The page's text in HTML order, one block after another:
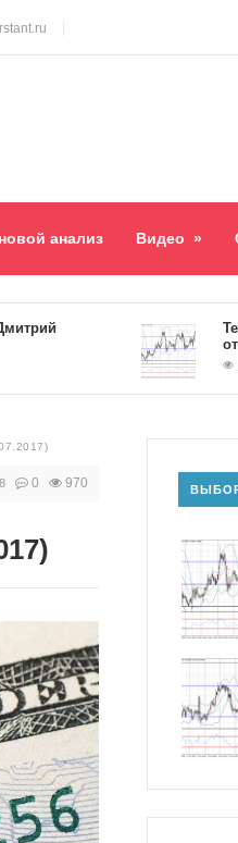
анализ Видео »
от 02
10044
0 970